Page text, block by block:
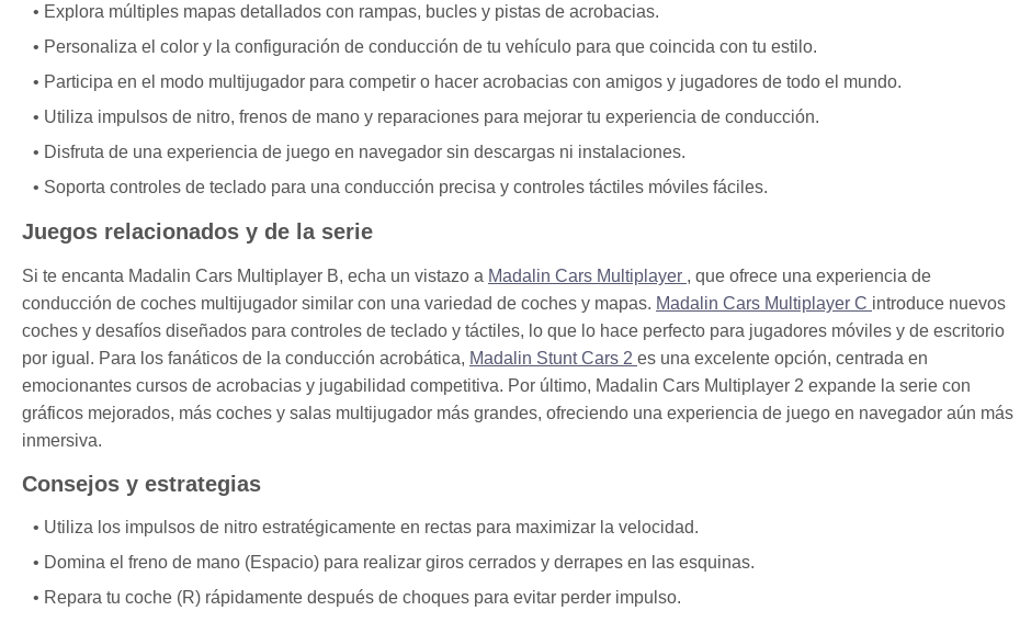
Explora múltiples mapas detallados con rampas, bucles y pistas de acrobacias.
Personaliza el color y la configuración de conducción de tu vehículo para que coincida con tu estilo.
Participa en el modo multijugador para competir o hacer acrobacias con amigos y jugadores de todo el mundo.
Utiliza impulsos de nitro, frenos de mano y reparaciones para mejorar tu experiencia de conducción.
Disfruta de una experiencia de juego en navegador sin descargas ni instalaciones.
Soporta controles de teclado para una conducción precisa y controles táctiles móviles fáciles.
Juegos relacionados y de la serie
Si te encanta Madalin Cars Multiplayer B, echa un vistazo a Madalin Cars Multiplayer , que ofrece una experiencia de
conducción de coches multijugador similar con una variedad de coches y mapas. Madalin Cars Multiplayer C introduce nuevos
coches y desafíos diseñados para controles de teclado y táctiles, lo que lo hace perfecto para jugadores móviles y de escritorio
por igual. Para los fanáticos de la conducción acrobática, Madalin Stunt Cars 2 es una excelente opción, centrada en
emocionantes cursos de acrobacias y jugabilidad competitiva. Por último, Madalin Cars Multiplayer 2 expande la serie con
gráficos mejorados, más coches y salas multijugador más grandes, ofreciendo una experiencia de juego en navegador aún más
inmersiva.
Consejos y estrategias
Utiliza los impulsos de nitro estratégicamente en rectas para maximizar la velocidad.
Domina el freno de mano (Espacio) para realizar giros cerrados y derrapes en las esquinas.
Repara tu coche (R) rápidamente después de choques para evitar perder impulso.